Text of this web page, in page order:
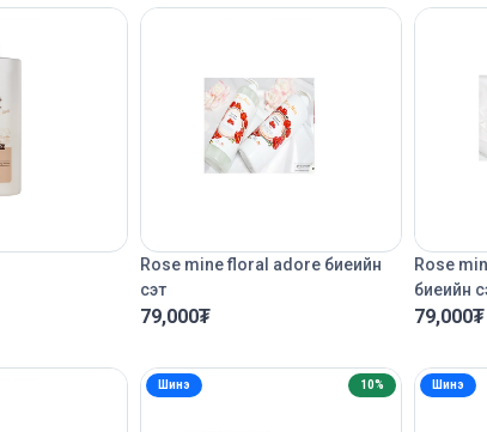
Rose mine floral adore биеийн
сэт
79,000₮
Rose
биеийн
79,000₮
Шинэ 10% Шинэ